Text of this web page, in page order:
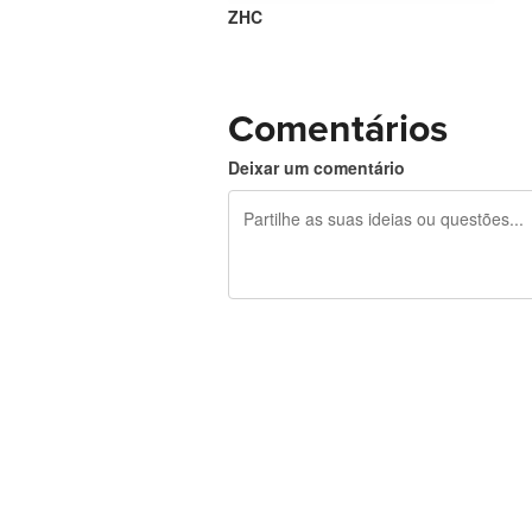
ZHC
Comentários
Deixar um comentário